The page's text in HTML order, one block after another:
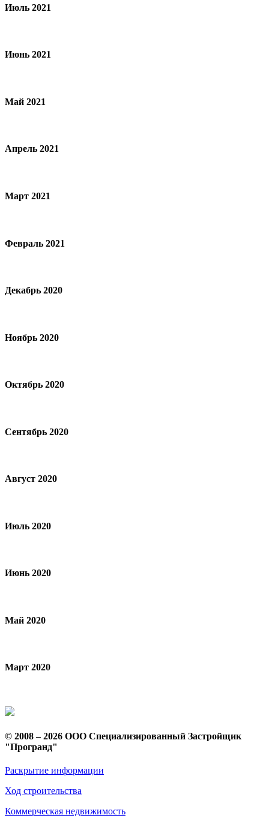
Июль 2021
Июнь 2021
Май 2021
Апрель 2021
Март 2021
Февраль 2021
Декабрь 2020
Ноябрь 2020
Октябрь 2020
Сентябрь 2020
Август 2020
Июль 2020
Июнь 2020
Май 2020
Март 2020
© 2008 – 2026 ООО Специализированный Застройщик
"Програнд"
Раскрытие информации
Ход строительства
Коммерческая недвижимость